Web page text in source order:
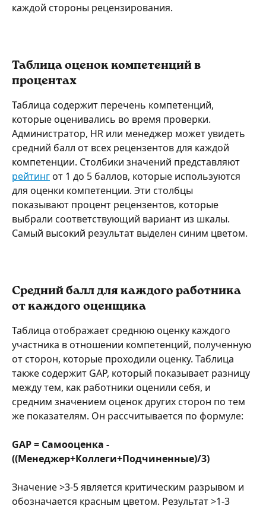
каждой стороны рецензирования.
Таблица оценок компетенций в
процентах
Таблица содержит перечень компетенций,
которые оценивались во время проверки.
Администратор, HR или менеджер может увидеть
средний балл от всех рецензентов для каждой
компетенции. Столбики значений представляют
рейтинг от 1 до 5 баллов, которые используются
для оценки компетенции. Эти столбцы
показывают процент рецензентов, которые
выбрали соответствующий вариант из шкалы.
Самый высокий результат выделен синим цветом.
Средний балл для каждого работника
от каждого оценщика
Таблица отображает среднюю оценку каждого
участника в отношении компетенций, полученную
от сторон, которые проходили оценку. Таблица
также содержит GAP, который показывает разницу
между тем, как работники оценили себя, и
средним значением оценок других сторон по тем
же показателям. Он рассчитывается по формуле:
GAP = Самооценка -
((Менеджер+Коллеги+Подчиненные)/3)
Значение >3-5 является критическим разрывом и
обозначается красным цветом. Результат >1-3